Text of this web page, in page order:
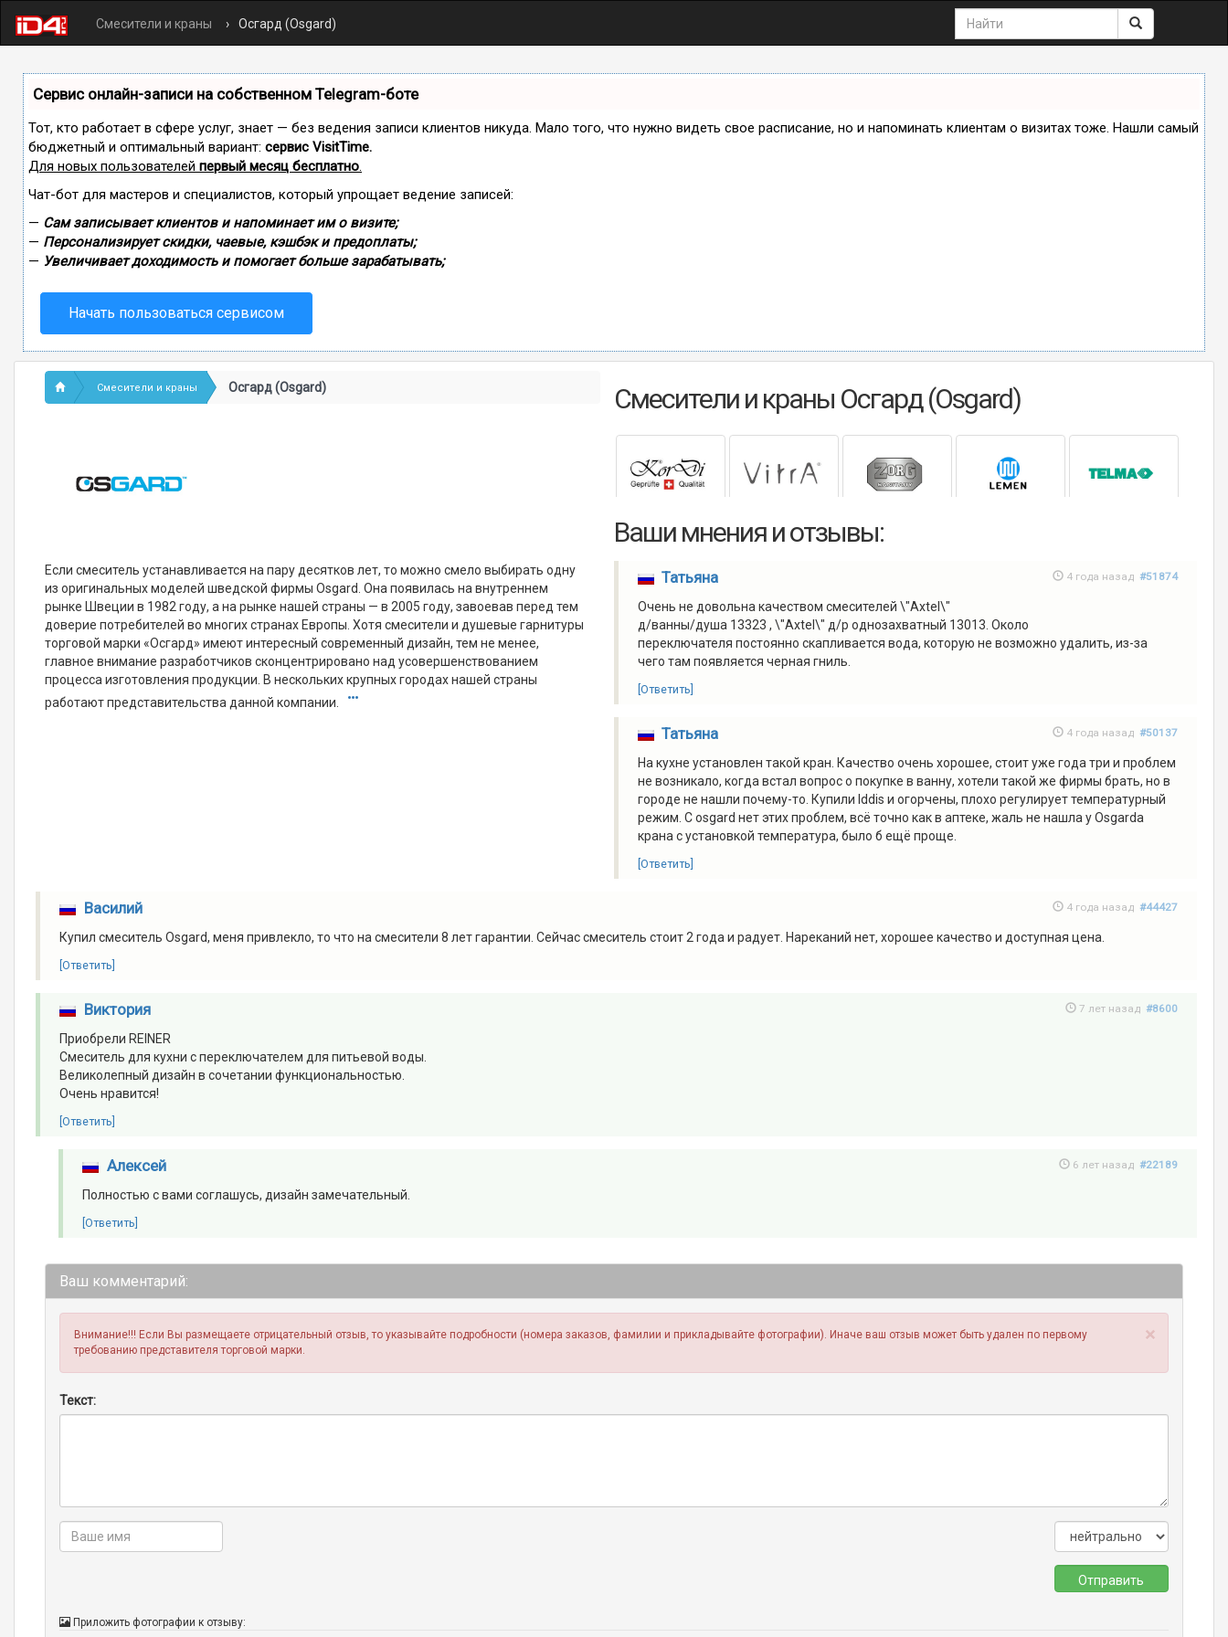
Смесители и краны Осгард (Osgard)
Сервис онлайн-записи на собственном Telegram-боте
Тот, кто работает в сфере услуг, знает — без ведения записи клиентов никуда. Мало того, что нужно видеть свое расписание, но и напоминать клиентам о визитах тоже. Нашли самый
бюджетный и оптимальный вариант: сервис VisitTime.
Для новых пользователей первый месяц бесплатно.
Чат-бот для мастеров и специалистов, который упрощает ведение записей:
— Сам записывает клиентов и напоминает им о визите;
— Персонализирует скидки, чаевые, кэшбэк и предоплаты;
— Увеличивает доходимость и помогает больше зарабатывать;
Начать пользоваться сервисом
Смесители и краны Осгард (Osgard)
Если смеситель устанавливается на пару десятков лет, то можно смело выбирать одну
из оригинальных моделей шведской фирмы Osgard. Она появилась на внутреннем
рынке Швеции в 1982 году, а на рынке нашей страны — в 2005 году, завоевав перед тем
доверие потребителей во многих странах Европы. Хотя смесители и душевые гарнитуры
торговой марки «Осгард» имеют интересный современный дизайн, тем не менее,
главное внимание разработчиков сконцентрировано над усовершенствованием
процесса изготовления продукции. В нескольких крупных городах нашей страны
работают представительства данной компании.
Смесители и краны Осгард (Osgard)
Ваши мнения и отзывы:
Татьяна 4 года назад #51874
Очень не довольна качеством смесителей \"Axtel\"
д/ванны/душа 13323 , \"Axtel\" д/р однозахватный 13013. Около
переключателя постоянно скапливается вода, которую не возможно удалить, из-за
чего там появляется черная гниль.
[Ответить]
Татьяна 4 года назад #50137
На кухне установлен такой кран. Качество очень хорошее, стоит уже года три и проблем
не возникало, когда встал вопрос о покупке в ванну, хотели такой же фирмы брать, но в
городе не нашли почему-то. Купили Iddis и огорчены, плохо регулирует температурный
режим. С osgard нет этих проблем, всё точно как в аптеке, жаль не нашла у Osgarda
крана с установкой температура, было б ещё проще.
[Ответить]
Василий 4 года назад #44427
Купил смеситель Osgard, меня привлекло, то что на смесители 8 лет гарантии. Сейчас смеситель стоит 2 года и радует. Нареканий нет, хорошее качество и доступная цена.
[Ответить]
Виктория 7 лет назад #8600
Приобрели REINER
Смеситель для кухни с переключателем для питьевой воды.
Великолепный дизайн в сочетании функциональностью.
Очень нравится!
[Ответить]
Алексей 6 лет назад #22189
Полностью с вами соглашусь, дизайн замечательный.
[Ответить]
Ваш комментарий:
×
Внимание!!! Если Вы размещаете отрицательный отзыв, то указывайте подробности (номера заказов, фамилии и прикладывайте фотографии). Иначе ваш отзыв может быть удален по первому
требованию представителя торговой марки.
Текст:
Отправить
Приложить фотографии к отзыву: